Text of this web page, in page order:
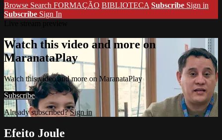
Browse Search FORMAÇÃO BIBLIOTECA Subscribe Sign in
Subscribe Sign In
Watch this video and more on
MaranataPlay
Watch this video and more on MaranataPlay
Subscribe
Already subscribed?Sign in
Efeito Joule